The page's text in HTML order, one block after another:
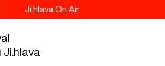
Ji.hlava On Air